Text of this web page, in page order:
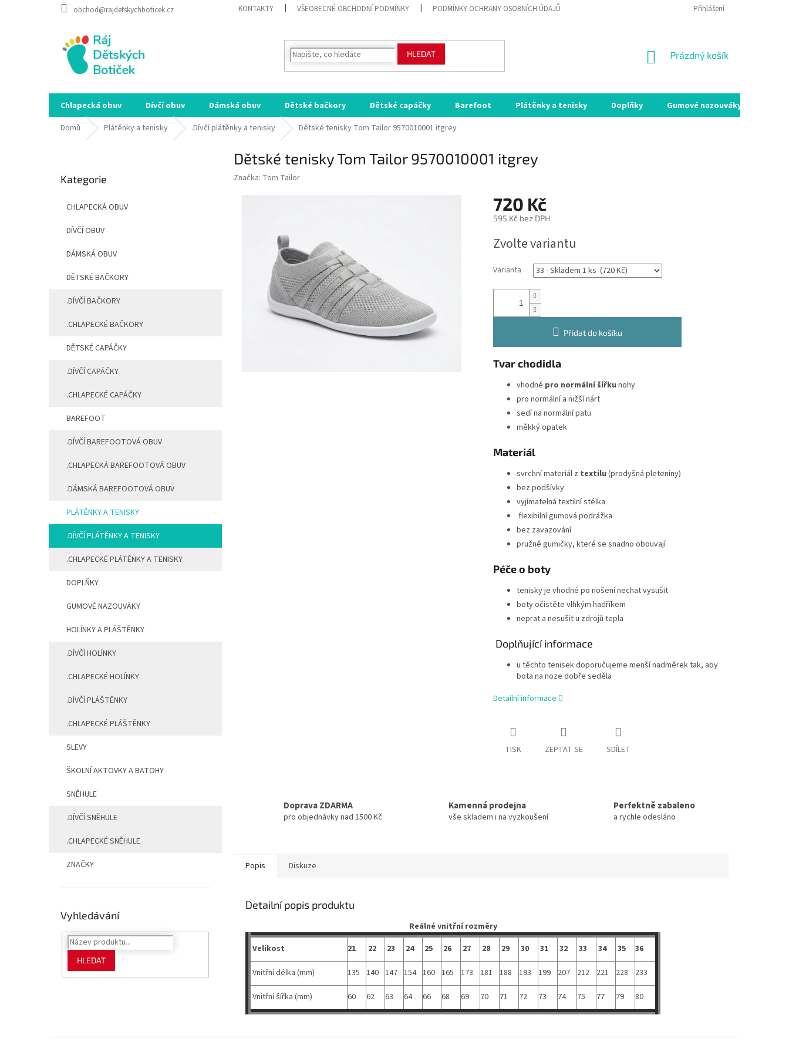
obchod@rajdetskychboticek.cz KONTAKTY VŠEOBECNÉ OBCHODNÍ PODMÍNKY PODMÍNKY OCHRANY OSOBNÍCH ÚDAJŮ MOJE OBJEDNÁVKA
Přihlášení
HLEDAT
NÁKUPNÍ
Prázdný košík
Chlapecká obuv Dívčí obuv Dámská obuv Dětské bačkory Dětské capáčky Barefoot Plátěnky a tenisky Doplňky Gumové nazouváky
Domů
Plátěnky a tenisky .Dívčí plátěnky a tenisky Dětské tenisky Tom Tailor 9570010001 itgrey
kategorie
Kategorie
CHLAPECKÁ OBUV
DÍVČÍ OBUV
DÁMSKÁ OBUV
DĚTSKÉ BAČKORY
.DÍVČÍ BAČKORY
.CHLAPECKÉ BAČKORY
DĚTSKÉ CAPÁČKY
.DÍVČÍ CAPÁČKY
.CHLAPECKÉ CAPÁČKY
BAREFOOT
.DÍVČÍ BAREFOOTOVÁ OBUV
.CHLAPECKÁ BAREFOOTOVÁ OBUV
.DÁMSKÁ BAREFOOTOVÁ OBUV
PLÁTĚNKY A TENISKY
.DÍVČÍ PLÁTĚNKY A TENISKY
.CHLAPECKÉ PLÁTĚNKY A TENISKY
DOPLŇKY
GUMOVÉ NAZOUVÁKY
HOLÍNKY A PLÁŠTĚNKY
.DÍVČÍ HOLÍNKY
.CHLAPECKÉ HOLÍNKY
.DÍVČÍ PLÁŠTĚNKY
.CHLAPECKÉ PLÁŠTĚNKY
SLEVY
ŠKOLNÍ AKTOVKY A BATOHY
SNĚHULE
.DÍVČÍ SNĚHULE
.CHLAPECKÉ SNĚHULE
ZNAČKY
Vyhledávání
HLEDAT
Dětské tenisky Tom Tailor 9570010001 itgrey
Značka: Tom Tailor
720 Kč
595 Kč bez DPH
cena:
Zvolte variantu
Varianta
Přidat do košíku
Tvar chodidla
vhodné pro normální šířku nohy
pro normální a nižší nárt
sedí na normální patu
měkký opatek
Materiál
svrchní materiál z textilu (prodyšná pleteniny)
bez podšívky
vyjímatelná textilní stélka
flexibilní gumová podrážka
bez zavazování
pružné gumičky, které se snadno obouvají
Péče o boty
tenisky je vhodné po nošení nechat vysušit
boty očistěte vlhkým hadříkem
neprat a nesušit u zdrojů tepla
Doplňující informace
u těchto tenisek doporučujeme menší nadměrek tak, aby
bota na noze dobře seděla
Detailní informace
TISK ZEPTAT SE SDÍLET
Doprava ZDARMA
pro objednávky nad 1500 Kč
Kamenná prodejna
vše skladem i na vyzkoušení
Perfektně zabaleno
a rychle odesláno
Popis Diskuze
Detailní popis produktu
Reálné vnitřní rozměry
Velikost
21 22 23 24 25 26 27 28 29 30 31 32 33 34 35 36
Vnitřní délka (mm) 135 140 147 154 160 165 173 181 188 193 199 207 212 221 228 233
Vnitřní šířka (mm) 60 62 63 64 66 68 69 70 71 72 73 74 75 77 79 80